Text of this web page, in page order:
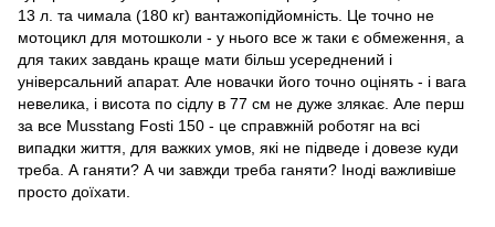
13 л. та чимала (180 кг) вантажопідйомність. Це точно не
мотоцикл для мотошколи - у нього все ж таки є обмеження, а
для таких завдань краще мати більш усереднений і
універсальний апарат. Але новачки його точно оцінять - і вага
невелика, і висота по сідлу в 77 см не дуже злякає. Але перш
за все Musstang Fosti 150 - це справжній роботяг на всі
випадки життя, для важких умов, які не підведе і довезе куди
треба. А ганяти? А чи завжди треба ганяти? Іноді важливіше
просто доїхати.